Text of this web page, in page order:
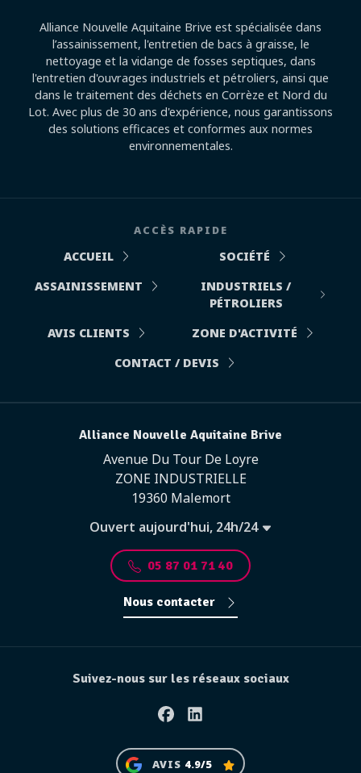
Alliance Nouvelle Aquitaine Brive est spécialisée dans
l’assainissement, l'entretien de bacs à graisse, le
nettoyage et la vidange de fosses septiques, dans
l'entretien d'ouvrages industriels et pétroliers, ainsi que
dans le traitement des déchets en Corrèze et Nord du
Lot. Avec plus de 30 ans d'expérience, nous garantissons
des solutions efficaces et conformes aux normes
environnementales.
ACCÈS RAPIDE
ACCUEIL
SOCIÉTÉ
ASSAINISSEMENT
INDUSTRIELS /
PÉTROLIERS
AVIS CLIENTS
ZONE D'ACTIVITÉ
CONTACT / DEVIS
Alliance Nouvelle Aquitaine Brive
Avenue Du Tour De Loyre
ZONE INDUSTRIELLE
19360 Malemort
Ouvert aujourd'hui, 24h/24
05 87 01 71 40
Nous contacter
Suivez-nous sur les réseaux sociaux
FacebookLinkedin
AVIS 4.9/5